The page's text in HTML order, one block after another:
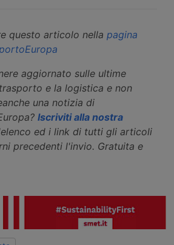
questo articolo nella pagina
aggiornato sulle ultime
e la logistica e non
una notizia di
Iscriviti alla nostra
ed i link di tutti gli articoli
precedenti l'invio. Gratuita e